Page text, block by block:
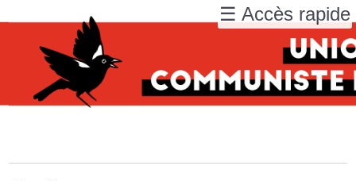
☰ Accès rapide